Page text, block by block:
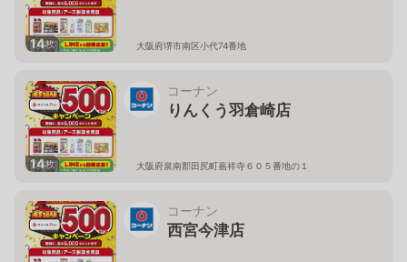
14枚 大阪府堺市南区小代74番地
14枚
コーナン
りんくう羽倉崎店
大阪府泉南郡田尻町嘉祥寺６０５番地の１
コーナン
西宮今津店